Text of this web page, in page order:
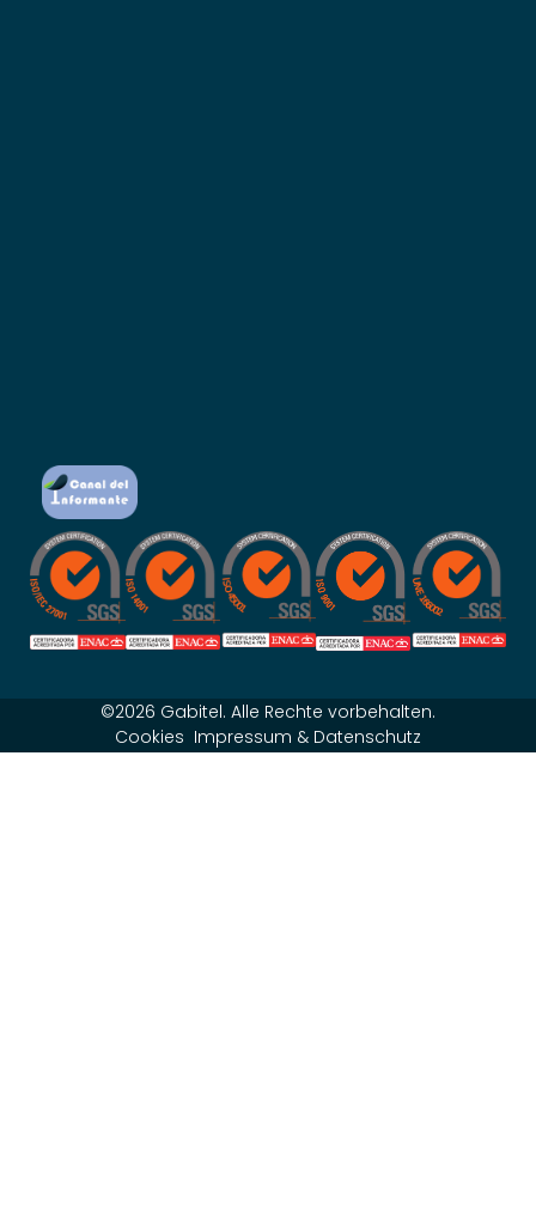
©2026 Gabitel. Alle Rechte vorbehalten.
Cookies Impressum & Datenschutz